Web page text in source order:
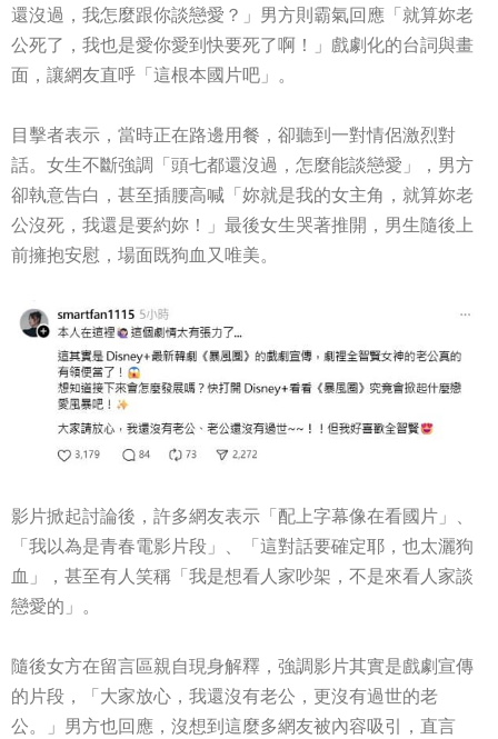
還沒過，我怎麼跟你談戀愛？」男方則霸氣回應「就算妳老
公死了，我也是愛你愛到快要死了啊！」戲劇化的台詞與畫
面，讓網友直呼「這根本國片吧」。
目擊者表示，當時正在路邊用餐，卻聽到一對情侶激烈對
話。女生不斷強調「頭七都還沒過，怎麼能談戀愛」，男方
卻執意告白，甚至插腰高喊「妳就是我的女主角，就算妳老
公沒死，我還是要約妳！」最後女生哭著推開，男生隨後上
前擁抱安慰，場面既狗血又唯美。
影片掀起討論後，許多網友表示「配上字幕像在看國片」、
「我以為是青春電影片段」、「這對話要確定耶，也太灑狗
血」，甚至有人笑稱「我是想看人家吵架，不是來看人家談
戀愛的」。
隨後女方在留言區親自現身解釋，強調影片其實是戲劇宣傳
的片段，「大家放心，我還沒有老公，更沒有過世的老
公。」男方也回應，沒想到這麼多網友被內容吸引，直言